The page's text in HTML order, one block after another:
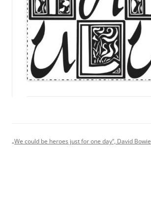
„We could be heroes just for one day“, David Bowie